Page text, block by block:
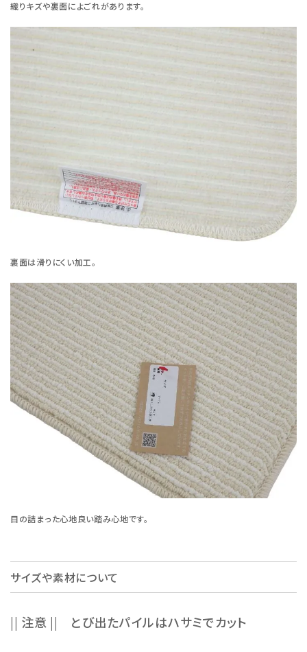
織りキズや裏面によごれがあります。
裏面は滑りにくい加工。
目の詰まった心地良い踏み心地です。
サイズや素材について
|| 注意 || とび出たパイルはハサミでカット